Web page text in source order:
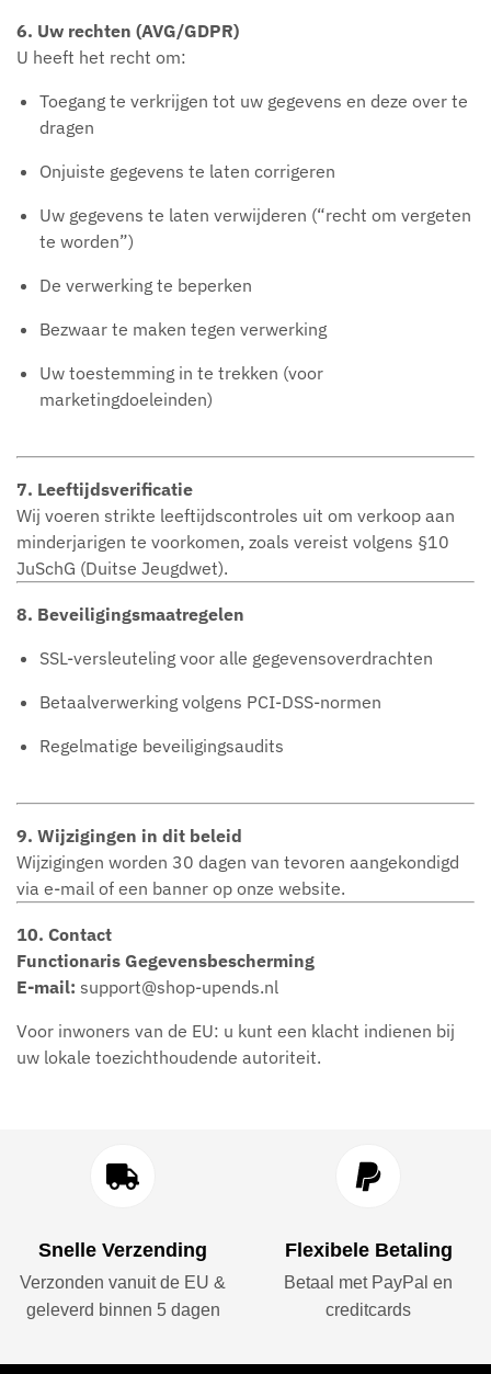
6. Uw rechten (AVG/GDPR)
U heeft het recht om:
Toegang te verkrijgen tot uw gegevens en deze over te
dragen
Onjuiste gegevens te laten corrigeren
Uw gegevens te laten verwijderen (“recht om vergeten
te worden”)
De verwerking te beperken
Bezwaar te maken tegen verwerking
Uw toestemming in te trekken (voor
marketingdoeleinden)
7. Leeftijdsverificatie
Wij voeren strikte leeftijdscontroles uit om verkoop aan
minderjarigen te voorkomen, zoals vereist volgens §10
JuSchG (Duitse Jeugdwet).
8. Beveiligingsmaatregelen
SSL-versleuteling voor alle gegevensoverdrachten
Betaalverwerking volgens PCI-DSS-normen
Regelmatige beveiligingsaudits
9. Wijzigingen in dit beleid
Wijzigingen worden 30 dagen van tevoren aangekondigd
via e-mail of een banner op onze website.
10. Contact
Functionaris Gegevensbescherming
E-mail: support@shop-upends.nl
Voor inwoners van de EU: u kunt een klacht indienen bij
uw lokale toezichthoudende autoriteit.
Snelle Verzending
Verzonden vanuit de EU &
geleverd binnen 5 dagen
Flexibele Betaling
Betaal met PayPal en
creditcards